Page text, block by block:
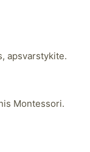
apsvarstykite.
Montessori.